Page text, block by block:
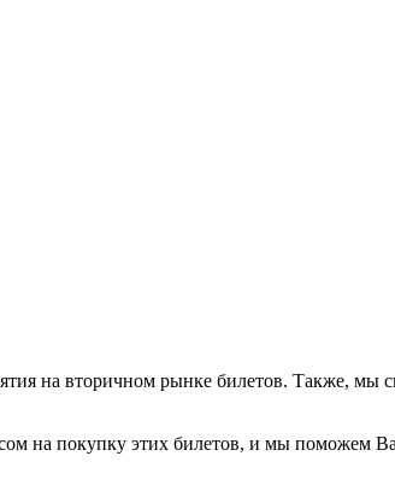
на вторичном рынке билетов. Также, мы
на покупку этих билетов, и мы поможем